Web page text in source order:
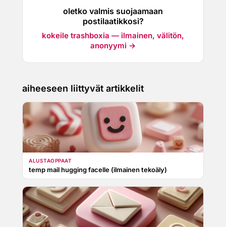
oletko valmis suojaamaan
postilaatikkosi?
kokeile trashboxia — ilmainen, välitön,
anonyymi →
aiheeseen liittyvät artikkelit
ALUSTAOPPAAT
temp mail hugging facelle (ilmainen tekoäly)